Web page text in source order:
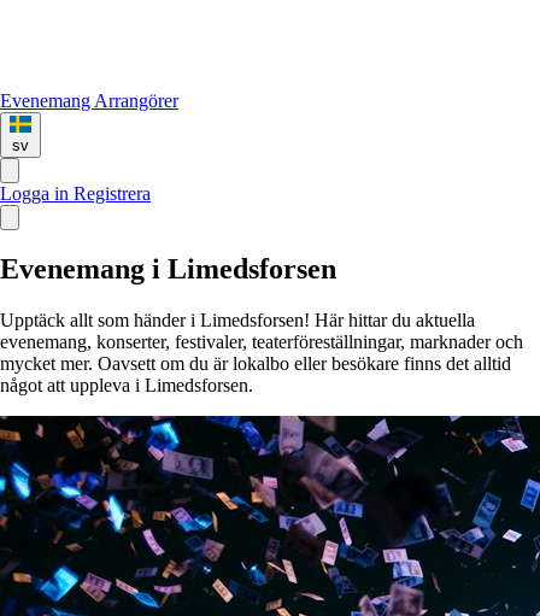
Evenemang Arrangörer
sv
Logga in Registrera
Evenemang i Limedsforsen
Upptäck allt som händer i Limedsforsen! Här hittar du aktuella
evenemang, konserter, festivaler, teaterföreställningar, marknader och
mycket mer. Oavsett om du är lokalbo eller besökare finns det alltid
något att uppleva i Limedsforsen.